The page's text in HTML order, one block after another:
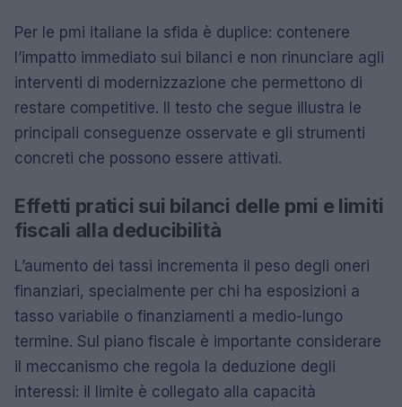
Per le pmi italiane la sfida è duplice: contenere
l’impatto immediato sui bilanci e non rinunciare agli
interventi di modernizzazione che permettono di
restare competitive. Il testo che segue illustra le
principali conseguenze osservate e gli strumenti
concreti che possono essere attivati.
Effetti pratici sui bilanci delle pmi e limiti
fiscali alla deducibilità
L’aumento dei tassi incrementa il peso degli oneri
finanziari, specialmente per chi ha esposizioni a
tasso variabile o finanziamenti a medio-lungo
termine. Sul piano fiscale è importante considerare
il meccanismo che regola la deduzione degli
interessi: il limite è collegato alla capacità